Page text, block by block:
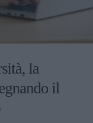
la
il